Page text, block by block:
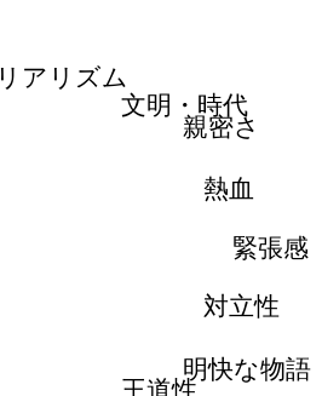
リアリズム
文明・時代
親密さ
熱血
緊張感
対立性
明快な物語
王道性